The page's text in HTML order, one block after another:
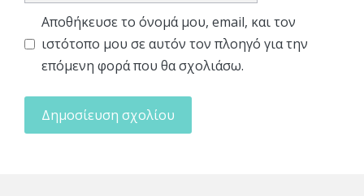
Αποθήκευσε το όνομά μου, email, και τον
ιστότοπο μου σε αυτόν τον πλοηγό για την
επόμενη φορά που θα σχολιάσω.